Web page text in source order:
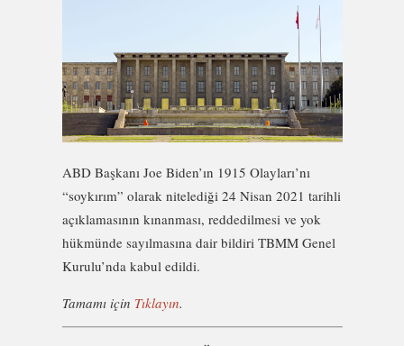
ABD Başkanı Joe Biden’ın 1915 Olayları’nı
“soykırım” olarak nitelediği 24 Nisan 2021 tarihli
açıklamasının kınanması, reddedilmesi ve yok
hükmünde sayılmasına dair bildiri TBMM Genel
Kurulu’nda kabul edildi.
Tamamı için Tıklayın.